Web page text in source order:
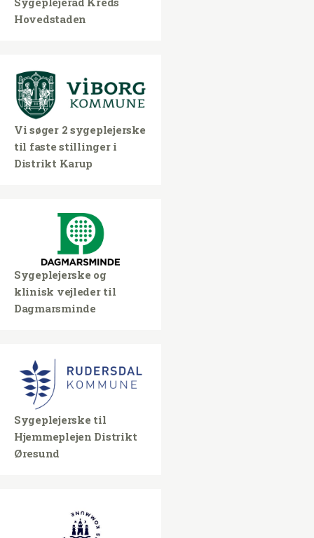
Hovedstaden
Vi søger 2 sygeplejerske
til faste stillinger i
Distrikt Karup
Sygeplejerske og
klinisk vejleder til
Dagmarsminde
Sygeplejerske til
Hjemmeplejen Distrikt
Øresund